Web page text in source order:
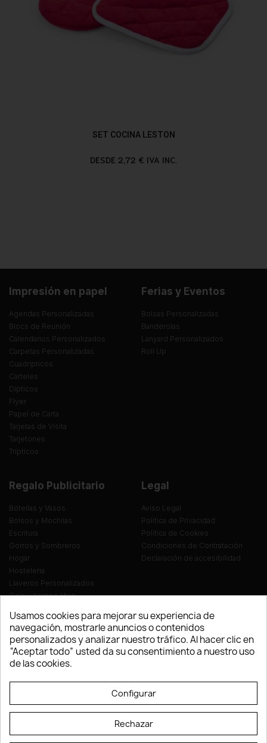
SET COCINA LESTON
DESDE 2,72 € IVA INC.
Impresión en papel
Agendas Personalizadas
Blocs de Reunión
Calendarios Personalizados
Carpetas Personalizadas
Cuadrípticos
Carteles
Dípticos
Flyer
Papel de Carta
Tarjetas de Visita
Tarjetones
Trípticos
Ferias y Eventos
Bolsas Personalizadas
Banderolas
Lanyard Personalizados
Roll Up
Regalo Publicitario
Botellas y Vasos
Bolsos y Mochilas
Escritura
Gorros y Sombreros
Hogar
Hostelería
Llaveros Personalizados
Ocio y tiempo libre
Ropa y Textil
Tecnología
Verano y playa
Vestuario laboral
Legal
Aviso Legal
Política de Privacidad
Política de Cookies
Condiciones de Contratación
Declaración de accesibilidad
© LEVELPRINT - 2026
Usamos cookies para mejorar su experiencia de
navegación, mostrarle anuncios o contenidos
personalizados y analizar nuestro tráfico. Al hacer clic en
“Aceptar todo” usted da su consentimiento a nuestro uso
de las cookies.
Configurar
Rechazar